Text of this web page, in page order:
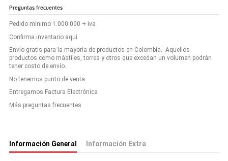
Preguntas frecuentes
Pedido mínimo 1.000.000 + iva
Confirma inventario aquí
Envío gratis para la mayoría de productos en Colombia. Aquellos
productos como mástiles, torres y otros que excedan un volumen podrán
tener costo de envío.
No tenemos punto de venta
Entregamos Factura Electrónica
Más preguntas frecuentes
Información General Información Extra